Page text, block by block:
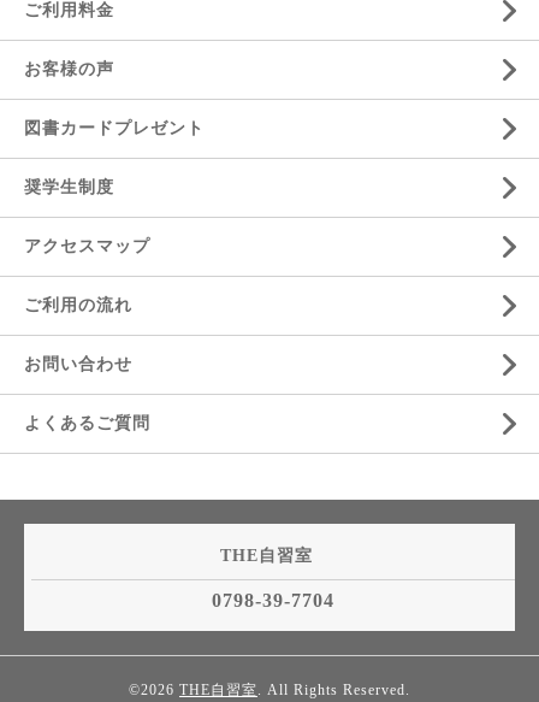
ご利用料金
お客様の声
図書カードプレゼント
奨学生制度
アクセスマップ
ご利用の流れ
お問い合わせ
よくあるご質問
THE自習室
0798-39-7704
©2026 THE自習室. All Rights Reserved.